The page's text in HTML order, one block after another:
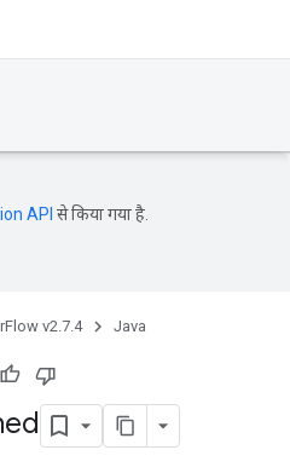
API से किया गया है.
v2.7.4 Java